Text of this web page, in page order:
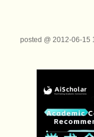
posted @ 2012-06-15